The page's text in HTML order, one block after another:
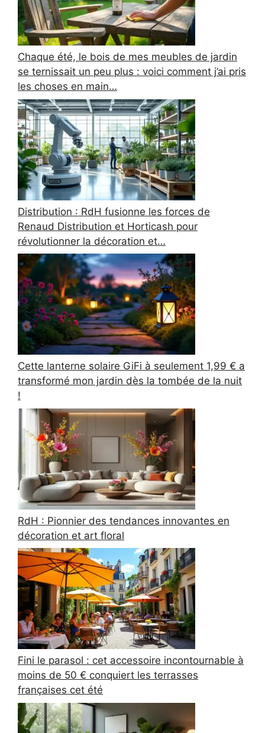
Chaque été, le bois de mes meubles de jardin
se ternissait un peu plus : voici comment j’ai pris
les choses en main…
Distribution : RdH fusionne les forces de
Renaud Distribution et Horticash pour
révolutionner la décoration et…
Cette lanterne solaire GiFi à seulement 1,99 € a
transformé mon jardin dès la tombée de la nuit
!
RdH : Pionnier des tendances innovantes en
décoration et art floral
Fini le parasol : cet accessoire incontournable à
moins de 50 € conquiert les terrasses
françaises cet été